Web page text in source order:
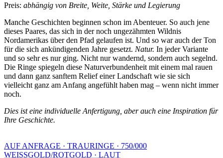
Preis: abhängig von Breite, Weite, Stärke und Legierung
Manche Geschichten beginnen schon im Abenteuer. So auch jene
dieses Paares, das sich in der noch ungezähmten Wildnis
Nordamerikas über den Pfad gelaufen ist. Und so war auch der Ton
für die sich ankündigenden Jahre gesetzt. Natur. In jeder Variante
und so sehr es nur ging. Nicht nur wandernd, sondern auch segelnd.
Die Ringe spiegeln diese Naturverbundenheit mit einem mal rauen
und dann ganz sanftem Relief einer Landschaft wie sie sich
vielleicht ganz am Anfang angefühlt haben mag – wenn nicht immer
noch.
Dies ist eine individuelle Anfertigung, aber auch eine Inspiration für
Ihre Geschichte.
AUF ANFRAGE · TRAURINGE · 750/000
WEISSGOLD/ROTGOLD · LAUT